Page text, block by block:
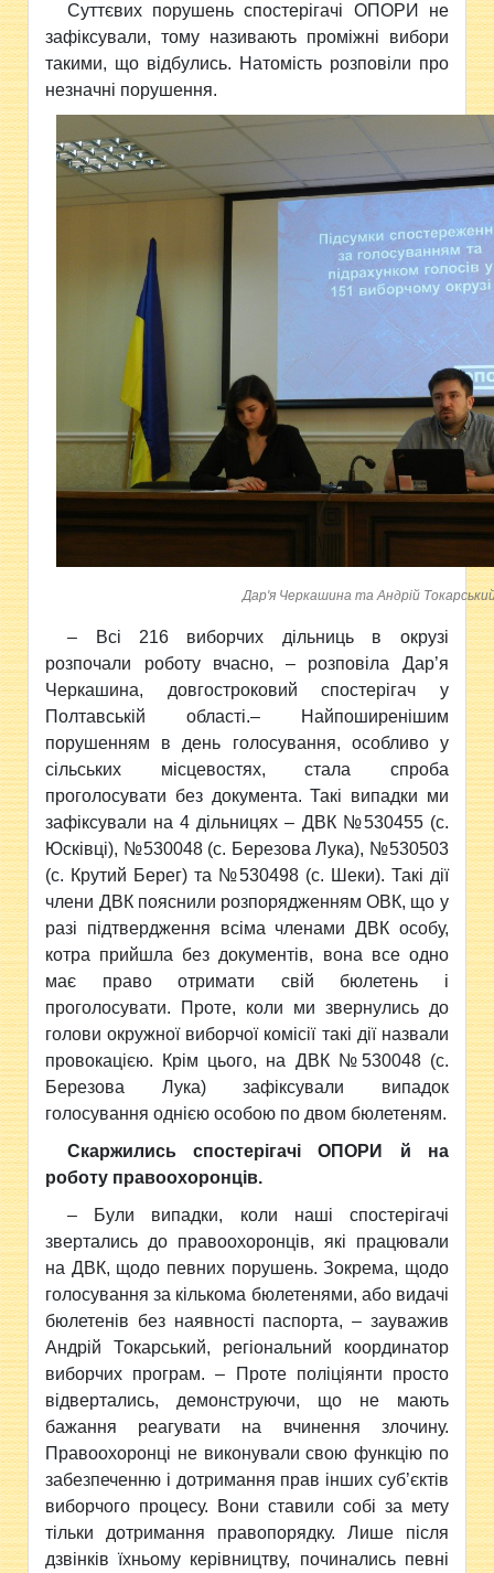
Суттєвих порушень спостерігачі ОПОРИ не
зафіксували, тому називають проміжні вибори
такими, що відбулись. Натомість розповіли про
незначні порушення.
Дар'я Черкашина та Андрій
– Всі 216 виборчих дільниць в окрузі
розпочали роботу вчасно, – розповіла Дар’я
Черкашина, довгостроковий спостерігач у
Полтавській області.– Найпоширенішим
порушенням в день голосування, особливо у
сільських місцевостях, стала спроба
проголосувати без документа. Такі випадки ми
зафіксували на 4 дільницях – ДВК №530455 (с.
Юсківці), №530048 (с. Березова Лука), №530503
(с. Крутий Берег) та №530498 (с. Шеки). Такі дії
члени ДВК пояснили розпорядженням ОВК, що у
разі підтвердження всіма членами ДВК особу,
котра прийшла без документів, вона все одно
має право отримати свій бюлетень і
проголосувати. Проте, коли ми звернулись до
голови окружної виборчої комісії такі дії назвали
провокацією. Крім цього, на ДВК №530048 (с.
Березова Лука) зафіксували випадок
голосування однією особою по двом бюлетеням.
Скаржились спостерігачі ОПОРИ й на
роботу правоохоронців.
– Були випадки, коли наші спостерігачі
звертались до правоохоронців, які працювали
на ДВК, щодо певних порушень. Зокрема, щодо
голосування за кількома бюлетенями, або видачі
бюлетенів без наявності паспорта, – зауважив
Андрій Токарський, регіональний координатор
виборчих програм. – Проте поліціянти просто
відвертались, демонструючи, що не мають
бажання реагувати на вчинення злочину.
Правоохоронці не виконували свою функцію по
забезпеченню і дотримання прав інших суб’єктів
виборчого процесу. Вони ставили собі за мету
тільки дотримання правопорядку. Лише після
дзвінків їхньому керівництву, починались певні